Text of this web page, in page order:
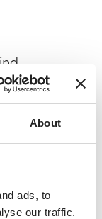
About
ads, to
our traffic.
mehr,
komplexer.
Segen
Arne